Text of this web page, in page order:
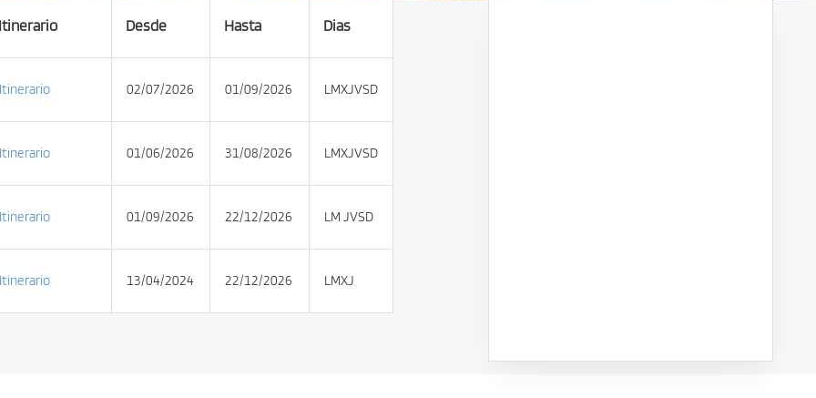
Itinerario Desde Hasta Dias
Itinerario 02/07/2026 01/09/2026 LMXJVSD
Itinerario 01/06/2026 31/08/2026 LMXJVSD
Itinerario 01/09/2026 22/12/2026 LM JVSD
Itinerario 13/04/2024 22/12/2026 LMXJ